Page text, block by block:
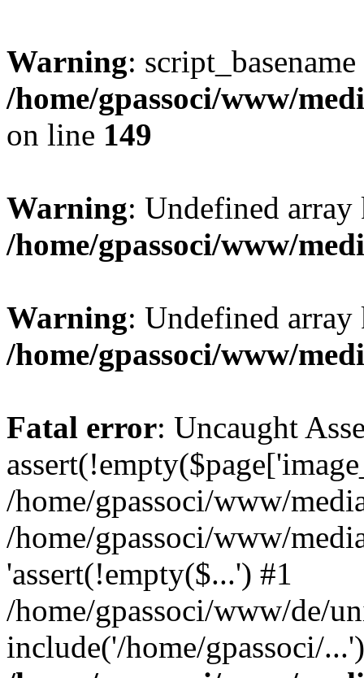
Warning:
/home/gpassoci/www/
on line 149
Warning: Undefined
/home/gpassoci/www/
Warning: Undefined
/home/gpassoci/www/
Fatal error: Uncaught
/home/gpassoci/www/
/home/gpassoci/www/
'assert(!empty($...') #1
/home/gpassoci/www/de/
include('/home/gpassoci/